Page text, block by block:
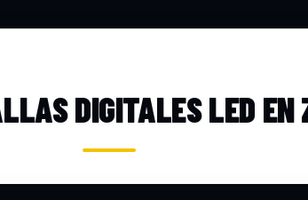
DIGITALES LED EN